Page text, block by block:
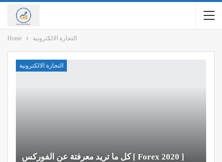
Home التجارة الالكترونية
التجارة الالكترونية
كل ما تريد معرفتة عن الفوركس [ Forex 2020 ]